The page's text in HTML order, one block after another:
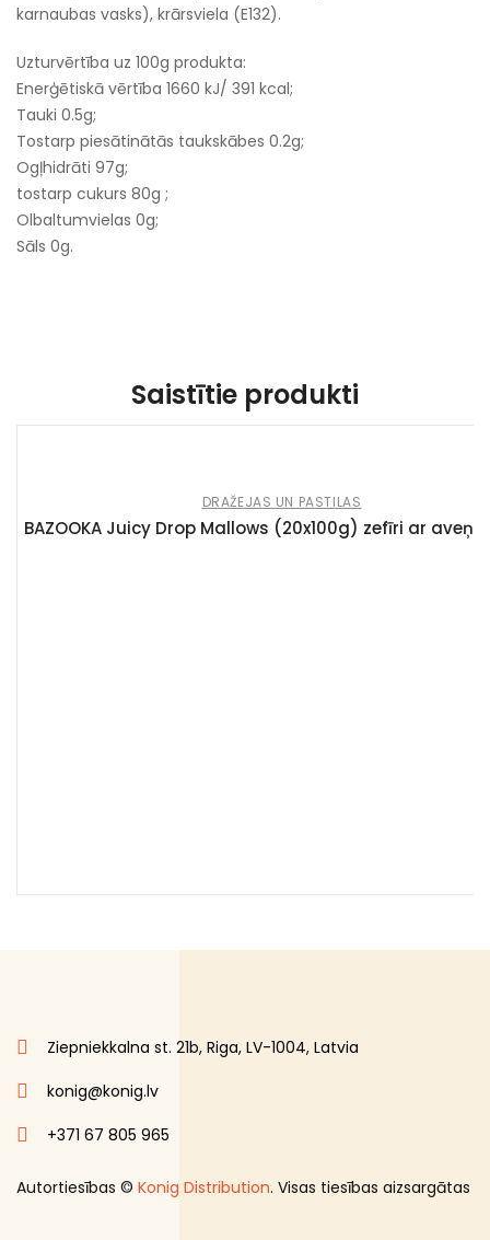
karnaubas vasks), krārsviela (E132).
Uzturvērtība uz 100g produkta:
Enerģētiskā vērtība 1660 kJ/ 391 kcal;
Tauki 0.5g;
Tostarp piesātinātās taukskābes 0.2g;
Ogļhidrāti 97g;
tostarp cukurs 80g ;
Olbaltumvielas 0g;
Sāls 0g.
Saistītie produkti
DRAŽEJAS UN PASTILAS
BAZOOKA Juicy Drop Mallows (20x100g) zefīri ar
Ziepniekkalna st. 21b, Riga, LV-1004, Latvia
konig@konig.lv
+371 67 805 965
Autortiesības © Konig Distribution. Visas tiesības aizsargātas